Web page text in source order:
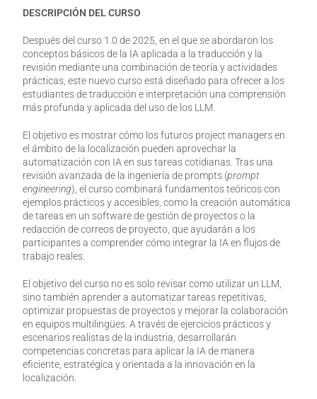
DESCRIPCIÓN DEL CURSO
Después del curso 1.0 de 2025, en el que se abordaron los
conceptos básicos de la IA aplicada a la traducción y la
revisión mediante una combinación de teoría y actividades
prácticas, este nuevo curso está diseñado para ofrecer a los
estudiantes de traducción e interpretación una comprensión
más profunda y aplicada del uso de los LLM.
El objetivo es mostrar cómo los futuros project managers en
el ámbito de la localización pueden aprovechar la
automatización con IA en sus tareas cotidianas. Tras una
revisión avanzada de la ingeniería de prompts (prompt
engineering), el curso combinará fundamentos teóricos con
ejemplos prácticos y accesibles, como la creación automática
de tareas en un software de gestión de proyectos o la
redacción de correos de proyecto, que ayudarán a los
participantes a comprender cómo integrar la IA en flujos de
trabajo reales.
El objetivo del curso no es solo revisar como utilizar un LLM,
sino también aprender a automatizar tareas repetitivas,
optimizar propuestas de proyectos y mejorar la colaboración
en equipos multilingües. A través de ejercicios prácticos y
escenarios realistas de la industria, desarrollarán
competencias concretas para aplicar la IA de manera
eficiente, estratégica y orientada a la innovación en la
localización.